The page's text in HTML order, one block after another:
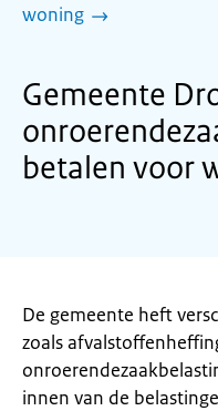
woning
Gemeente
betalen voor
De gemeente heft
zoals
innen van de